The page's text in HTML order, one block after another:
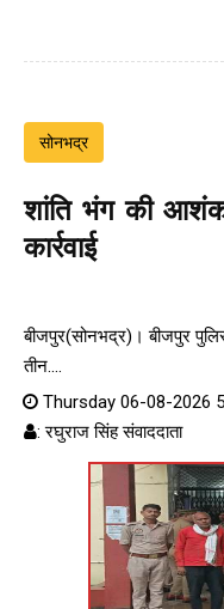
सोनभद्र
शांति भंग की
कार्रवाई
बीजपुर(सोनभद्र)। बीजपुर
तीन....
Thursday 06-08-2026
: रघुराज सिंह संवाददाता